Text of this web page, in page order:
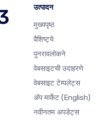
उत्पादन
मुख्यपृष्ठ
वैशिष्ट्ये
पुनरावलोकने
वेबसाइटची उदाहरणे
वेबसाइट टेम्पलेट्स
अ‍ॅप मार्केट (English)
नवीनतम अपडेट्स